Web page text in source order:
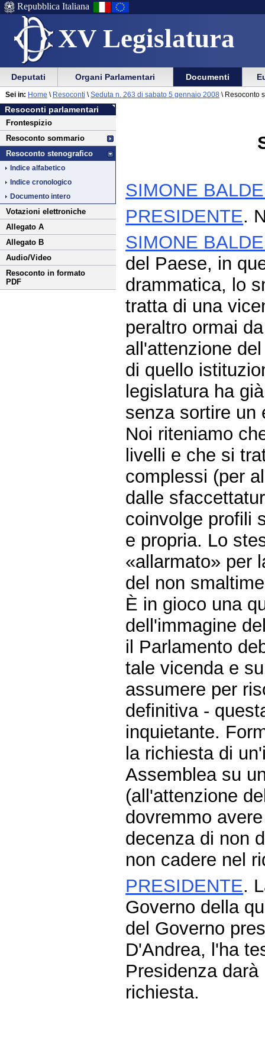
XV Legislatura
Menu
di
ausilio
alla
navigazione
Vai
Menu
di
navigazione
principale
Repubblica Italiana
Menu
di
navigazione
principale
Vai
menu
di
sezione
Deputati Organi Parlamentari Documenti
Vai
al
contenuto
Resoconti parlamentari
Frontespizio
Resoconto sommario
Resoconto stenografico
Indice alfabetico
Indice cronologico
Documento intero
Votazioni elettroniche
Allegato A
Allegato B
Audio/Video
Resoconto in formato
PDF
Sei in: Home \ Resoconti \ Seduta n. 263 di sabato 5 gennaio 2008 \ Resoconto
SIMONE
PRESIDENTE.
SIMONE
del Paese, in
drammatica, lo
tratta di una
peraltro ormai
all'attenzione
di quello
legislatura ha
senza sortire un
Noi riteniamo
livelli e che si
complessi (per
dalle
coinvolge profili
e propria. Lo
«allarmato» per
del non
È in gioco una
dell'immagine
il Parlamento
tale vicenda e
assumere per
definitiva -
inquietante.
la richiesta di
Assemblea su
(all'attenzione
dovremmo
decenza di non
non cadere nel
PRESIDENTE.
Governo della
del Governo
D'Andrea, l'ha
Presidenza
richiesta.